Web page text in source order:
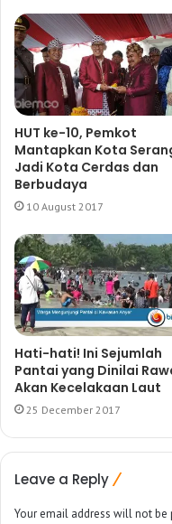
HUT ke-10, Pemkot
Mantapkan Kota
Jadi Kota Cerdas dan
Berbudaya
10 August 2017
Hati-hati! Ini Sejumlah
Pantai yang Dinilai
Akan Kecelakaan Laut
25 December 2017
Leave a Reply
Your email address will not be